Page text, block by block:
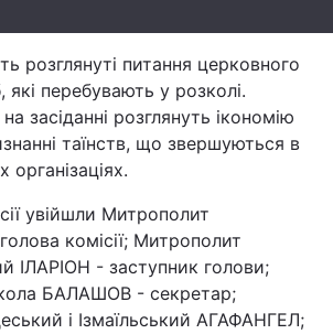
Статті
Думки
Вакансії
розглянуті питання церковного
які перебувають у розколі.
засіданні розглянуть ікономію
таїнств, що звершуються в
організаціях.
увійшли Митрополит
комісії; Митрополит
ІЛАРІОН - заступник голови;
БАЛАШОВ - секретар;
і Ізмаїльський АГАФАНГЕЛ;